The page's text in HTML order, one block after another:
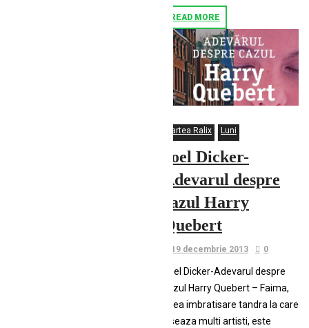
READ MORE
Cartea Ralix Luni
Joel Dicker-
Adevarul despre
cazul Harry
Quebert
19 decembrie 2013 0
Joel Dicker-Adevarul despre
cazul Harry Quebert – Faima,
acea imbratisare tandra la care
viseaza multi artisti, este